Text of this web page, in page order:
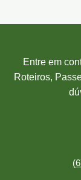
Entre em
Roteiros,